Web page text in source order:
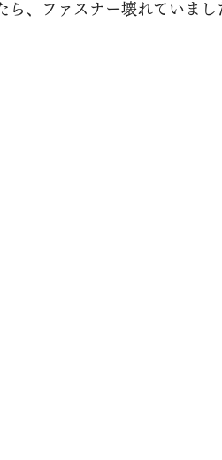
ら、ファスナー壊れていま